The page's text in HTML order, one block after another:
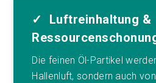
✓ Luftreinhaltung &
Die feinen Öl-Partikel
Hallenluft, sondern auch